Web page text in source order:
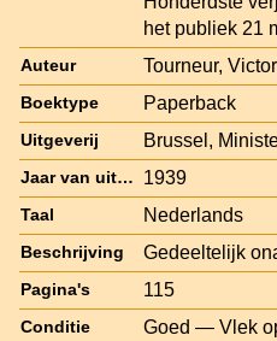
het publiek 21
Auteur Tourneur,
Boektype Paperback
Uitgeverij Brussel,
Jaar van uitgave 1939
Taal Nederlands
Beschrijving Gedeeltelijk
Pagina's 115
Conditie
Goed — Vlek